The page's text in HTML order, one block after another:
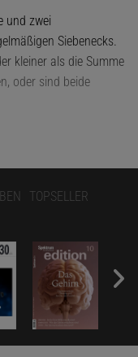
und zwei
Siebenecks.
kleiner als die Summe
oder sind beide
TOPSELLER